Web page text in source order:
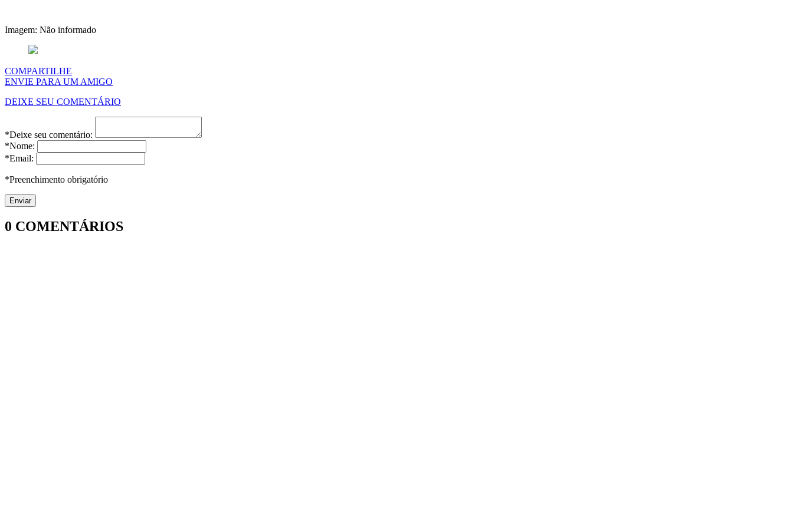
Imagem: Não informado
COMPARTILHE
ENVIE PARA UM AMIGO
DEIXE SEU COMENTÁRIO
*Deixe seu comentário:
*Nome:
*Email:
*Preenchimento obrigatório
0 COMENTÁRIOS